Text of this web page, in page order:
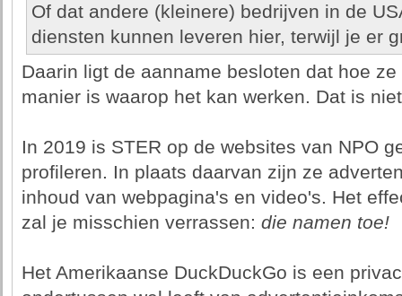
Of dat andere (kleinere) bedrijven in de
diensten kunnen leveren hier, terwijl je er
Daarin ligt de aanname besloten dat hoe
manier is waarop het kan werken. Dat is
In 2019 is STER op de websites van NPO
profileren. In plaats daarvan zijn ze
inhoud van webpagina's en video's. Het
zal je misschien verrassen: die namen toe!
Het Amerikaanse DuckDuckGo is een